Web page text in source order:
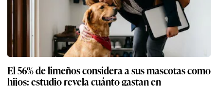
El 56% de limeños considera a sus mascotas como
hijos: estudio revela cuánto gastan en